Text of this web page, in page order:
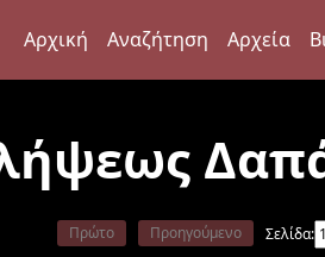
Αρχική Αναζήτηση Αρχεία
Πρώτο Προηγούμενο Σελίδα: